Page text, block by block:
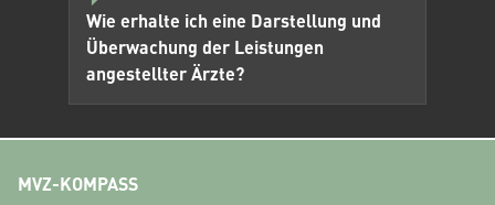
Wie erhalte ich eine Darstellung und
Überwachung der Leistungen
angestellter Ärzte?
MVZ-KOMPASS